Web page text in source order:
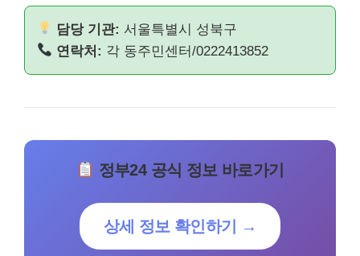
담당 기관: 서울특별시 성북구
연락처: 각 동주민센터/0222413852
정부24 공식 정보 바로가기
상세 정보 확인하기 →